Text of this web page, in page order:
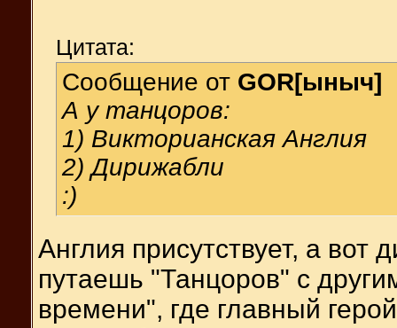
Цитата:
Сообщение от GOR[ыныч]
А у танцоров:
1) Викторианская Англия
2) Дирижабли
:)
Англия присутствует, а вот
путаешь "Танцоров" с
времени", где главный